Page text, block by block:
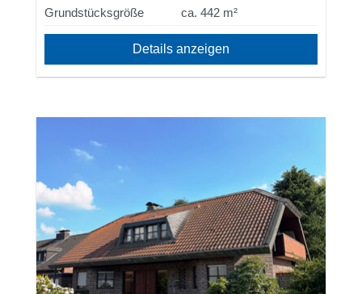
Grundstücksgröße
ca. 442 m²
Details anzeigen